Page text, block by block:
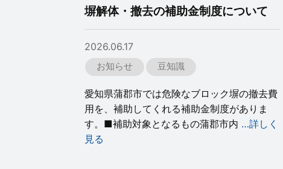
塀解体・撤去の補助金制度について
2026.06.17
お知らせ 豆知識
愛知県蒲郡市では危険なブロック塀の撤去費
用を、補助してくれる補助金制度がありま
す。■補助対象となるもの蒲郡市内 …詳しく
見る